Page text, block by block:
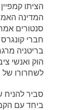
הציתו
המדינה
חברי
בריטניה
הוק ואנשי
לשחרורו של
סביר
ביחד עם